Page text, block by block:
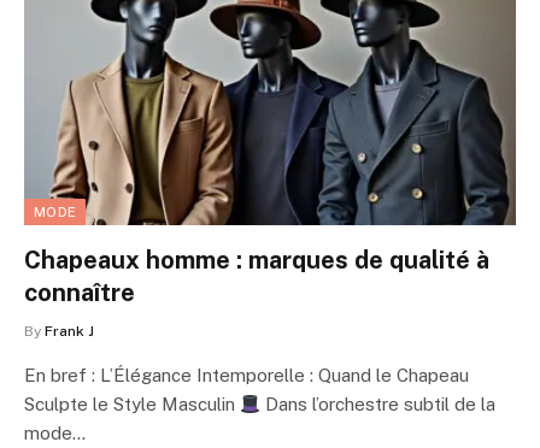
MODE
Chapeaux homme : marques de qualité à
connaître
By Frank J
En bref : L’Élégance Intemporelle : Quand le Chapeau
Sculpte le Style Masculin
Dans l’orchestre subtil de la
mode…